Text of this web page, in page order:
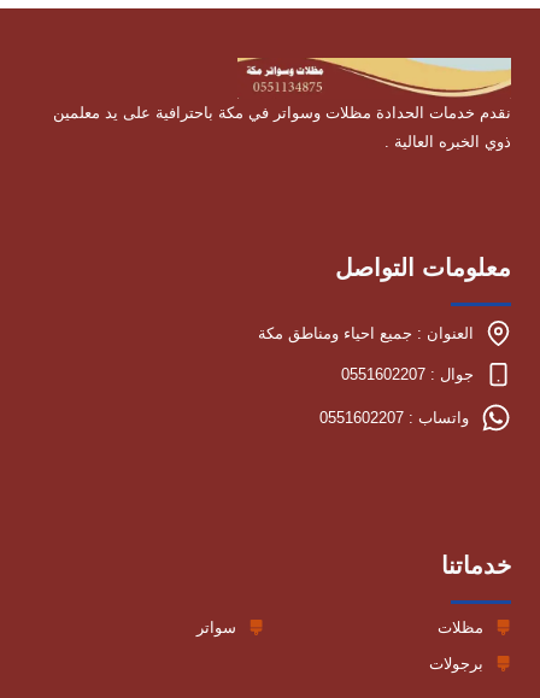
نقدم خدمات الحدادة مظلات وسواتر في مكة باحترافية على يد معلمين
ذوي الخبره العالية .
معلومات التواصل
العنوان : جميع احياء ومناطق مكة
جوال : 0551602207
واتساب : 0551602207
خدماتنا
مظلات
سواتر
برجولات